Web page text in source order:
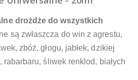
drożdże do wszystkich
są zwłaszcza do win z agrestu,
zbóż, głogu, jabłek, dzikiej
rabarbaru, śliwek renklod, białych